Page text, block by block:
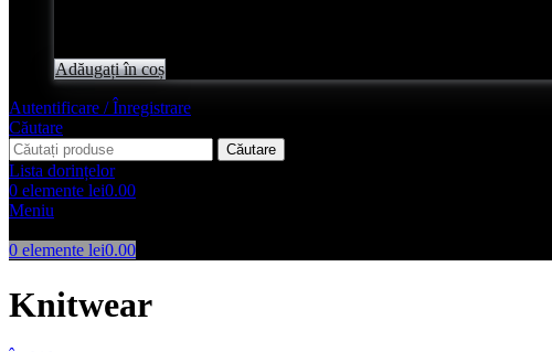
Adăugați în coș
Autentificare / Înregistrare
Căutare
Căutare
Lista dorințelor
0 elemente lei0.00
Meniu
0 elemente lei0.00
Knitwear